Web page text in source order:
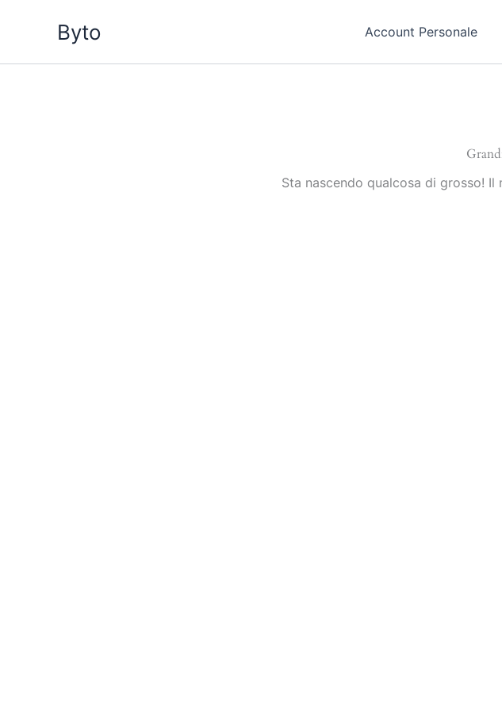
Byto Account Personale
Sta nascendo qualcosa di grosso!